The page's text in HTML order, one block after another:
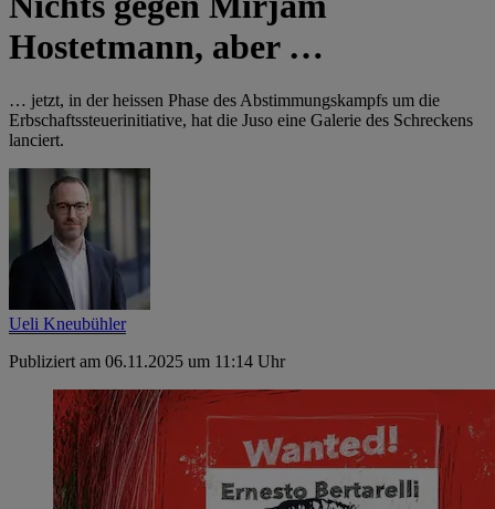
Hostetmann, aber …
… jetzt, in der heissen Phase des Abstimmungskampfs um die
Erbschaftssteuerinitiative, hat die Juso eine Galerie des Schreckens
lanciert.
Ueli Kneubühler
Publiziert am 06.11.2025 um 11:14 Uhr